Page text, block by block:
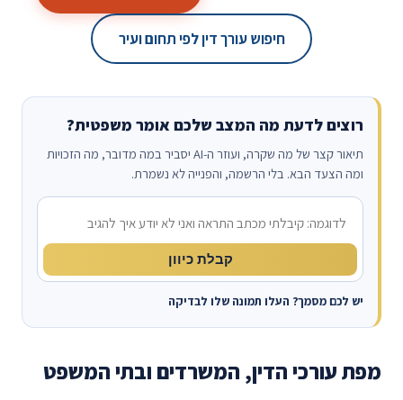
חיפוש עורך דין לפי תחום ועיר
רוצים לדעת מה המצב שלכם אומר משפטית?
תיאור קצר של מה שקרה, ועוזר ה-AI יסביר במה מדובר, מה הזכויות
ומה הצעד הבא. בלי הרשמה, והפנייה לא נשמרת.
מה קרה?
קבלת כיוון
יש לכם מסמך? העלו תמונה שלו לבדיקה
מפת עורכי הדין, המשרדים ובתי המשפט